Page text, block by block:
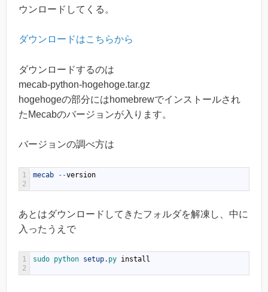
ウンロードしてくる。
ダウンロードはこちらから
ダウンロードするのは
mecab-python-hogehoge.tar.gz
hogehogeの部分にはhomebrewでインストールされ
たMecabのバージョンが入ります。
バージョンの調べ方は
1
2
mecab --version
あとはダウンロードしてきたフォルダを解凍し、中に
入ったうえで
1
2
sudo python setup. py install